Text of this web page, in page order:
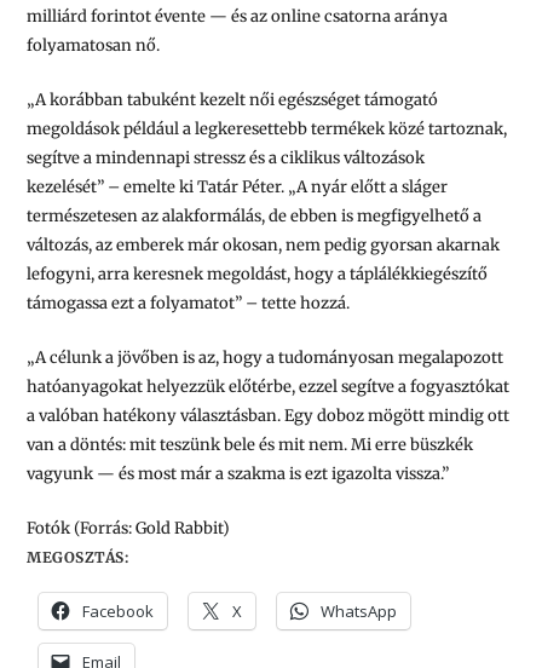
milliárd forintot évente — és az online csatorna aránya
folyamatosan nő.
„A korábban tabuként kezelt női egészséget támogató
megoldások például a legkeresettebb termékek közé tartoznak,
segítve a mindennapi stressz és a ciklikus változások
kezelését” – emelte ki Tatár Péter. „A nyár előtt a sláger
természetesen azalakformálás, de ebben is megfigyelhető a
változás, az emberek már okosan, nem pedig gyorsan akarnak
lefogyni, arra keresnek megoldást, hogy a táplálékkiegészítő
támogassa ezt a folyamatot” – tette hozzá.
„A célunk a jövőben is az, hogy a tudományosan megalapozott
hatóanyagokat helyezzük előtérbe, ezzel segítve a fogyasztókat
a valóban hatékony választásban. Egy doboz mögött mindig ott
van a döntés: mit teszünk bele és mit nem. Mi erre büszkék
vagyunk — és most már a szakma is ezt igazolta vissza.”
Fotók (Forrás: Gold Rabbit)
MEGOSZTÁS:
Facebook X WhatsApp
Email